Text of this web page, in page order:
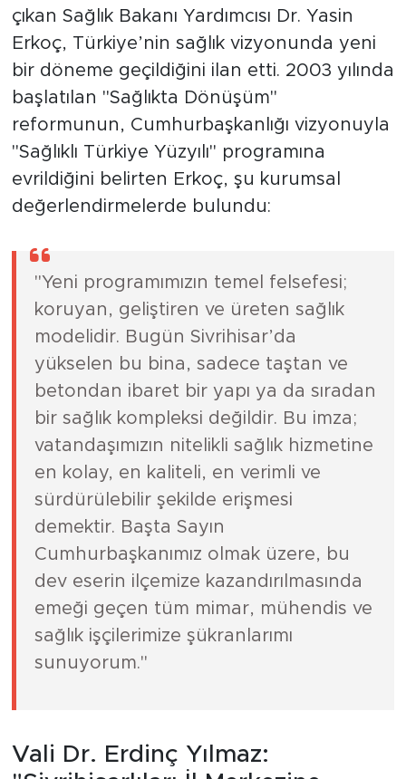
çıkan Sağlık Bakanı Yardımcısı Dr. Yasin
Erkoç, Türkiye’nin sağlık vizyonunda yeni
bir döneme geçildiğini ilan etti. 2003 yılında
başlatılan "Sağlıkta Dönüşüm"
reformunun, Cumhurbaşkanlığı vizyonuyla
"Sağlıklı Türkiye Yüzyılı" programına
evrildiğini belirten Erkoç, şu kurumsal
değerlendirmelerde bulundu:
"Yeni programımızın temel felsefesi;
koruyan, geliştiren ve üreten sağlık
modelidir. Bugün Sivrihisar’da
yükselen bu bina, sadece taştan ve
betondan ibaret bir yapı ya da sıradan
bir sağlık kompleksi değildir. Bu imza;
vatandaşımızın nitelikli sağlık hizmetine
en kolay, en kaliteli, en verimli ve
sürdürülebilir şekilde erişmesi
demektir. Başta Sayın
Cumhurbaşkanımız olmak üzere, bu
dev eserin ilçemize kazandırılmasında
emeği geçen tüm mimar, mühendis ve
sağlık işçilerimize şükranlarımı
sunuyorum."
Vali Dr. Erdinç Yılmaz: